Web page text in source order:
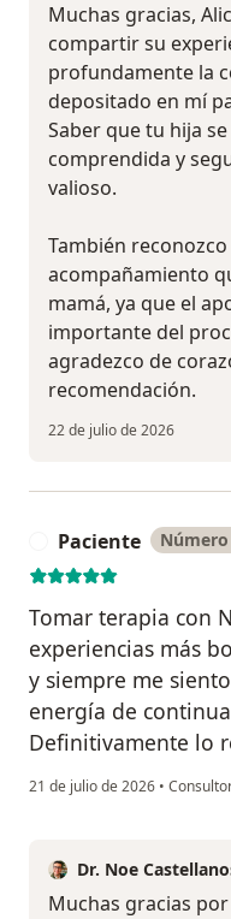
Muchas gracias,
compartir su
profundamente la
depositado en mí
Saber que tu hija
comprendida y
valioso.
También
acompañamiento
mamá, ya que el
importante del
agradezco de
recomendación.
22 de julio de 2026
Paciente
Tomar terapia con
experiencias más
y siempre me
energía de
Definitivamente lo
21 de julio de 2026 •
Dr. Noe
Muchas gracias